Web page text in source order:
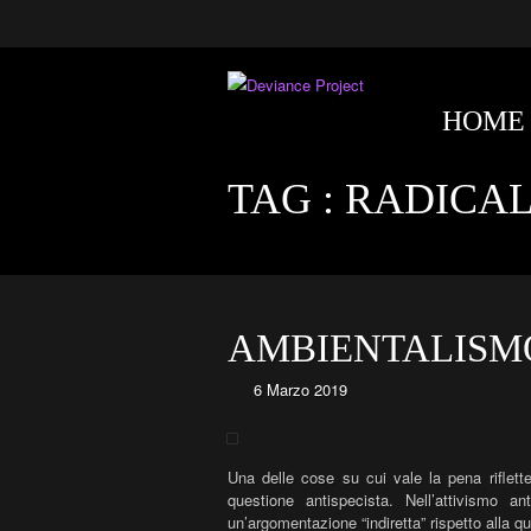
HOME
TAG :
6 Marzo 2019
Una delle cose su cui vale la pena
questione antispecista. Nell’attivismo
un’argomentazione “indiretta” rispetto alla